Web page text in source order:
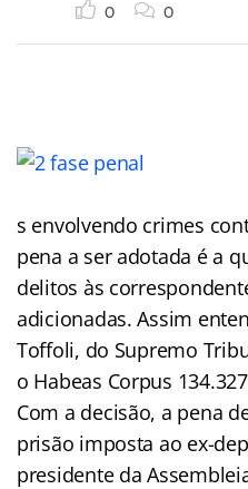
0 0
s envolvendo crimes
pena a ser adotada é a
delitos às
adicionadas. Assim
Toffoli, do Supremo
o Habeas Corpus
Com a decisão, a pena
prisão imposta ao ex-
presidente da